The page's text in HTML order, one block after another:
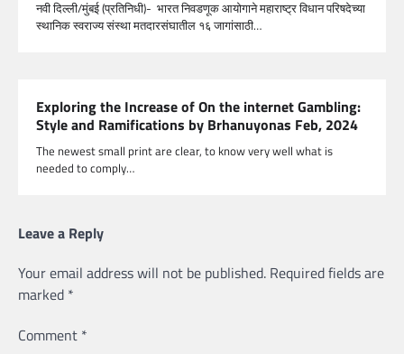
नवी दिल्ली/मुंबई (प्रतिनिधी)- भारत निवडणूक आयोगाने महाराष्ट्र विधान परिषदेच्या
स्थानिक स्वराज्य संस्था मतदारसंघातील १६ जागांसाठी…
Exploring the Increase of On the internet Gambling:
Style and Ramifications by Brhanuyonas Feb, 2024
The newest small print are clear, to know very well what is
needed to comply…
Leave a Reply
Your email address will not be published. Required fields are
marked *
Comment *